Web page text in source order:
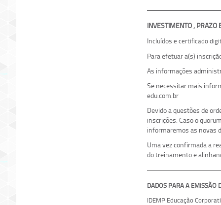
INVESTIMENTO , PRAZO
Incluídos e certificado
Para efetuar a(s)
As informações
Se necessitar mais
edu.com.br
Devido a questões de
inscrições. Caso o
informaremos as novas
Uma vez confirmada a
do treinamento e
DADOS PARA A
IDEMP Educação